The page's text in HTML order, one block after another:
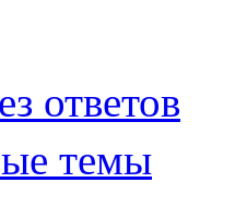
ответов
темы